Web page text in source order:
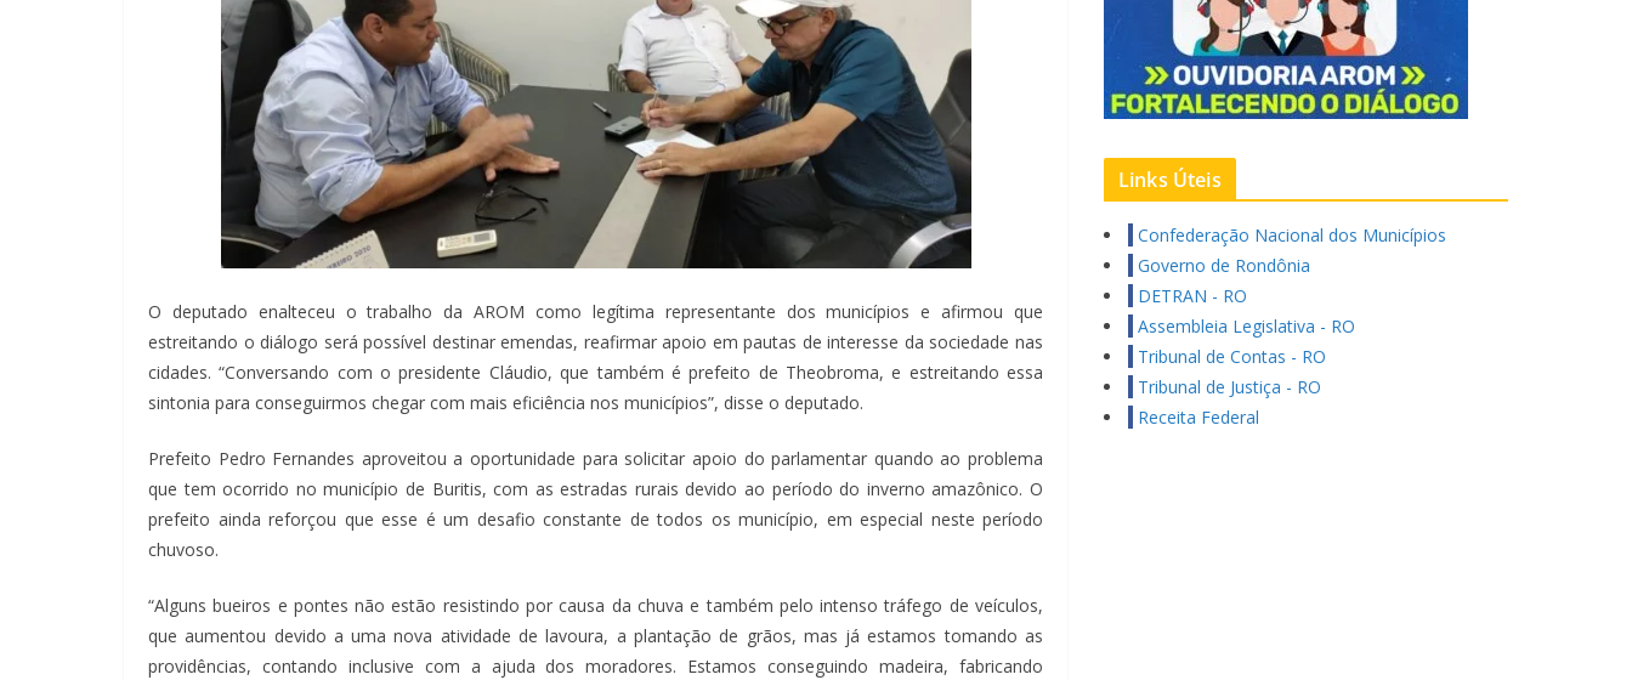
O deputado enalteceu o trabalho da AROM como legítima representante dos municípios e afirmou que
estreitando o diálogo será possível destinar emendas, reafirmar apoio em pautas de interesse da sociedade nas
cidades. “Conversando com o presidente Cláudio, que também é prefeito de Theobroma, e estreitando essa
sintonia para conseguirmos chegar com mais eficiência nos municípios”, disse o deputado.
Prefeito Pedro Fernandes aproveitou a oportunidade para solicitar apoio do parlamentar quando ao problema
que tem ocorrido no município de Buritis, com as estradas rurais devido ao período do inverno amazônico. O
prefeito ainda reforçou que esse é um desafio constante de todos os município, em especial neste período
chuvoso.
“Alguns bueiros e pontes não estão resistindo por causa da chuva e também pelo intenso tráfego de veículos,
que aumentou devido a uma nova atividade de lavoura, a plantação de grãos, mas já estamos tomando as
providências, contando inclusive com a ajuda dos moradores. Estamos conseguindo madeira, fabricando
Links Úteis
Confederação Nacional dos Municípios
Governo de Rondônia
DETRAN - RO
Assembleia Legislativa - RO
Tribunal de Contas - RO
Tribunal de Justiça - RO
Receita Federal